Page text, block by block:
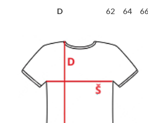
D
62 64 66